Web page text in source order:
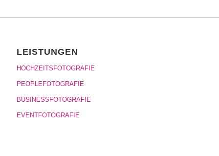
LEISTUNGEN
HOCHZEITSFOTOGRAFIE
PEOPLEFOTOGRAFIE
BUSINESSFOTOGRAFIE
EVENTFOTOGRAFIE